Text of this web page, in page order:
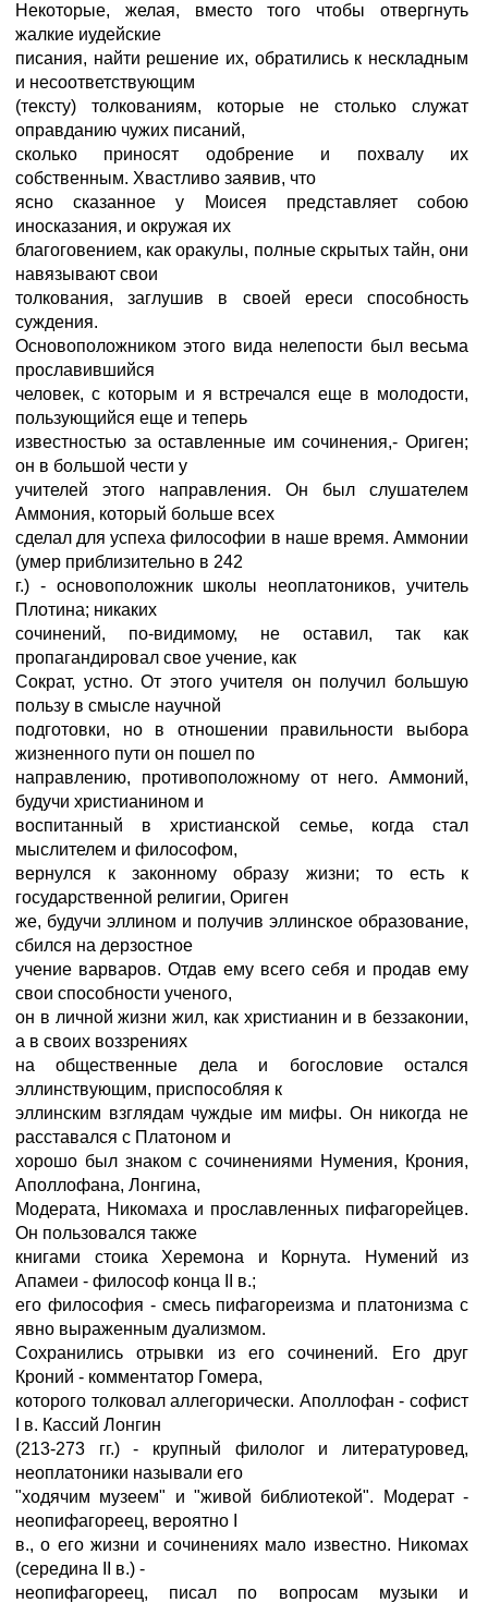
Некоторые, желая, вместо того чтобы отвергнуть
жалкие иудейские
писания, найти решение их, обратились к нескладным
и несоответствующим
(тексту) толкованиям, которые не столько служат
оправданию чужих писаний,
сколько приносят одобрение и похвалу их
собственным. Хвастливо заявив, что
ясно сказанное у Моисея представляет собою
иносказания, и окружая их
благоговением, как оракулы, полные скрытых тайн, они
навязывают свои
толкования, заглушив в своей ереси способность
суждения.
Основоположником этого вида нелепости был весьма
прославившийся
человек, с которым и я встречался еще в молодости,
пользующийся еще и теперь
известностью за оставленные им сочинения,- Ориген;
он в большой чести у
учителей этого направления. Он был слушателем
Аммония, который больше всех
сделал для успеха философии в наше время. Аммонии
(умер приблизительно в 242
г.) - основоположник школы неоплатоников, учитель
Плотина; никаких
сочинений, по-видимому, не оставил, так как
пропагандировал свое учение, как
Сократ, устно. От этого учителя он получил большую
пользу в смысле научной
подготовки, но в отношении правильности выбора
жизненного пути он пошел по
направлению, противоположному от него. Аммоний,
будучи христианином и
воспитанный в христианской семье, когда стал
мыслителем и философом,
вернулся к законному образу жизни; то есть к
государственной религии, Ориген
же, будучи эллином и получив эллинское образование,
сбился на дерзостное
учение варваров. Отдав ему всего себя и продав ему
свои способности ученого,
он в личной жизни жил, как христианин и в беззаконии,
а в своих воззрениях
на общественные дела и богословие остался
эллинствующим, приспособляя к
эллинским взглядам чуждые им мифы. Он никогда не
расставался с Платоном и
хорошо был знаком с сочинениями Нумения, Крония,
Аполлофана, Лонгина,
Модерата, Никомаха и прославленных пифагорейцев.
Он пользовался также
книгами стоика Херемона и Корнута. Нумений из
Апамеи - философ конца II в.;
его философия - смесь пифагореизма и платонизма с
явно выраженным дуализмом.
Сохранились отрывки из его сочинений. Его друг
Кроний - комментатор Гомера,
которого толковал аллегорически. Аполлофан - софист
I в. Кассий Лонгин
(213-273 гг.) - крупный филолог и литературовед,
неоплатоники называли его
"ходячим музеем" и "живой библиотекой". Модерат -
неопифагореец, вероятно I
в., о его жизни и сочинениях мало известно. Никомах
(середина II в.) -
неопифагореец, писал по вопросам музыки и